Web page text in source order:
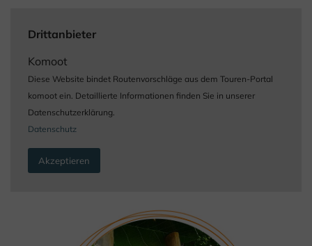
Drittanbieter
Komoot
Diese Website bindet Routenvorschläge aus dem Touren-Portal
komoot ein. Detaillierte Informationen finden Sie in unserer
Datenschutzerklärung.
Datenschutz
Akzeptieren